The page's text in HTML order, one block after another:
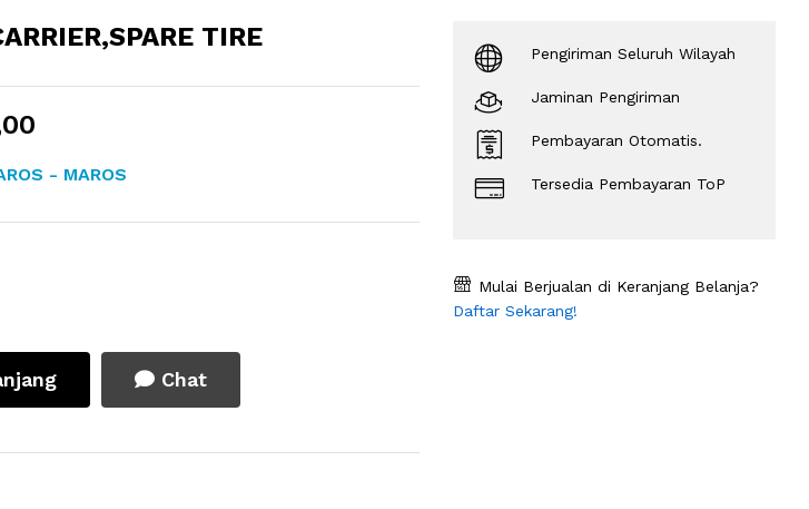
TIRE
- MAROS
Chat
Pengiriman Seluruh Wilayah
Jaminan Pengiriman
Pembayaran Otomatis.
Tersedia Pembayaran ToP
Mulai Berjualan di Keranjang Belanja?
Daftar Sekarang!